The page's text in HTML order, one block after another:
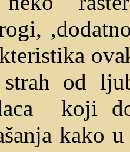
strah od
koji
kako